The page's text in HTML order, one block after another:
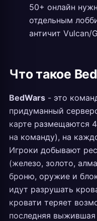
50+ онлайн
отдельным
античит Vulcan/
Что такое
BedWars - это
придуманный
карте размещаются
на команду), на
Игроки добывают
(железо, золото,
броню, оружие и
идут разрушать
кровати теряет
последняя